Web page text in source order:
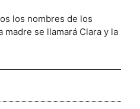
los nombres de los
se llamará Clara y la